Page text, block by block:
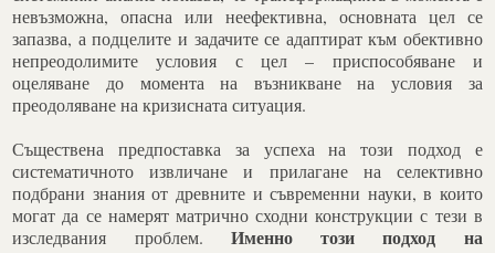
невъзможна, опасна или неефективна, основната цел се
запазва, а подцелите и задачите се адаптират към обективно
непреодолимите условия с цел – приспособяване и
оцеляване до момента на възникване на условия за
преодоляване на кризисната ситуация.
Съществена предпоставка за успеха на този подход е
систематичното извличане и прилагане на селективно
подбрани знания от древните и съвременни науки, в които
могат да се намерят матрично сходни конструкции с тези в
изследвания проблем. Именно този подход на